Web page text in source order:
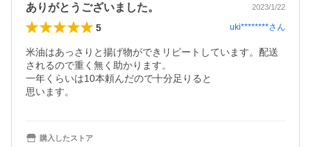
ありがとうございました。 2023/1/22
5 uki********さん
米油はあっさりと揚げ物ができリピートしています。配送
されるので重く無く助かります。
一年くらいは10本頼んだので十分足りると
思います。
購入したストア